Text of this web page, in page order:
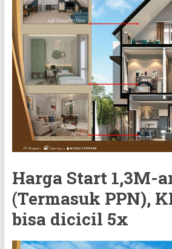
Harga Start 1,3M-
(Termasuk PPN),
bisa dicicil 5x